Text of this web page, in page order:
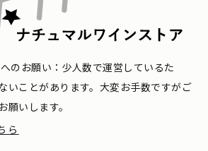
のお願い：少人数で運営しているた
いことがあります。大変お手数ですがご
願いします。
ら